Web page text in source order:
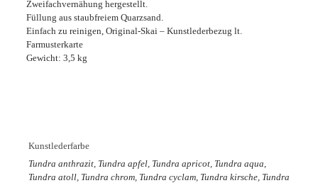
Zweifachvernähung hergestellt.
Füllung aus staubfreiem Quarzsand.
Einfach zu reinigen, Original-Skai – Kunstlederbezug lt.
Farmusterkarte
Gewicht: 3,5 kg
Kunstlederfarbe
Tundra anthrazit, Tundra apfel, Tundra apricot, Tundra aqua,
Tundra atoll, Tundra chrom, Tundra cyclam, Tundra kirsche, Tundra